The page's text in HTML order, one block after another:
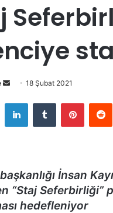
Bir
posta
göndermek
18 Şubat 2021
Twitter LinkedInTumblr Pinterest
İnsan
“Staj Seferbirliği”
hedefleniyor